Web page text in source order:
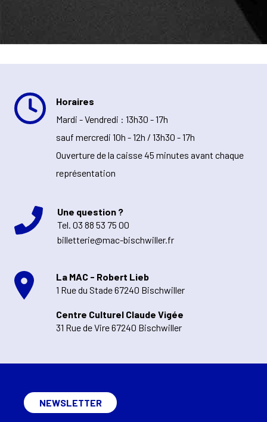
Horaires
Mardi - Vendredi : 13h30 - 17h
sauf mercredi 10h - 12h / 13h30 - 17h
Ouverture de la caisse 45 minutes avant chaque
représentation
Une question ?
Tel. 03 88 53 75 00
billetterie@mac-bischwiller.fr
La MAC - Robert Lieb
1 Rue du Stade 67240 Bischwiller
Centre Culturel Claude Vigée
31 Rue de Vire 67240 Bischwiller
NEWSLETTER